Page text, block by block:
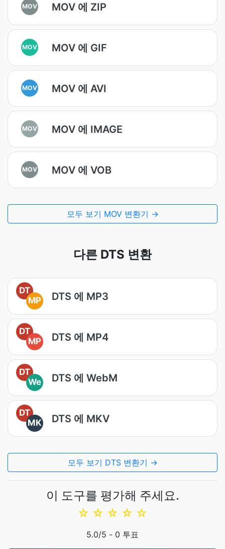
MOV MOV 에 ZIP
MOV MOV 에 GIF
MOV MOV 에 AVI
MOV MOV 에 IMAGE
MOV MOV 에 VOB
모두 보기 MOV 변환기 →
다른 DTS 변환
DT
MP
DTS 에 MP3
DT
MP
DTS 에 MP4
DT
We
DTS 에 WebM
DT
MK
DTS 에 MKV
모두 보기 DTS 변환기 →
이 도구를 평가해 주세요.
☆
☆
☆
☆
☆
5.0/5 - 0 투표